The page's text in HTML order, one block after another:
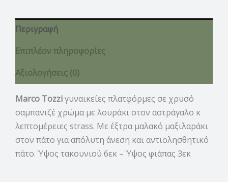
Περιγραφή
Επιπλέον πληροφορίες
Αξιολογήσεις (0)
Marco Tozziγυναικείες πλατφόρμες σε χρυσό
σαμπανιζέ χρώμα με λουράκι στον αστράγαλο κ
λεπτομέρειες strass. Με έξτρα μαλακό μαξιλαράκι
στον πάτο για απόλυτη άνεση και αντιολησθητικό
πάτο. Ύψος τακουνιού 6εκ – Ύψος φιάπας 3εκ